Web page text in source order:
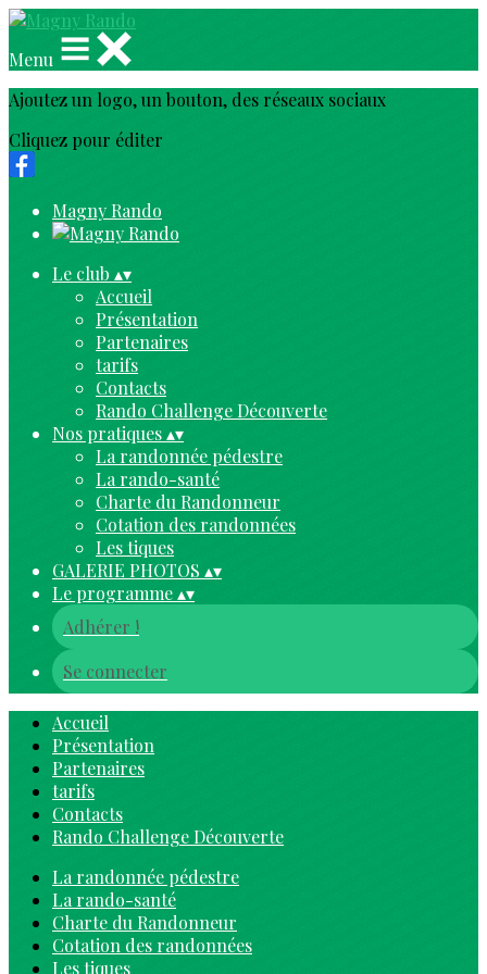
Menu
Ajoutez un logo, un bouton, des réseaux sociaux
Cliquez pour éditer
Magny Rando
Le club ▴▾
Accueil
Présentation
Partenaires
tarifs
Contacts
Rando Challenge Découverte
Nos pratiques▴▾
La randonnée pédestre
La rando-santé
Charte du Randonneur
Cotation des randonnées
Les tiques
GALERIE PHOTOS ▴▾
Le programme▴▾
Adhérer !
Se connecter
Accueil
Présentation
Partenaires
tarifs
Contacts
Rando Challenge Découverte
La randonnée pédestre
La rando-santé
Charte du Randonneur
Cotation des randonnées
Les tiques